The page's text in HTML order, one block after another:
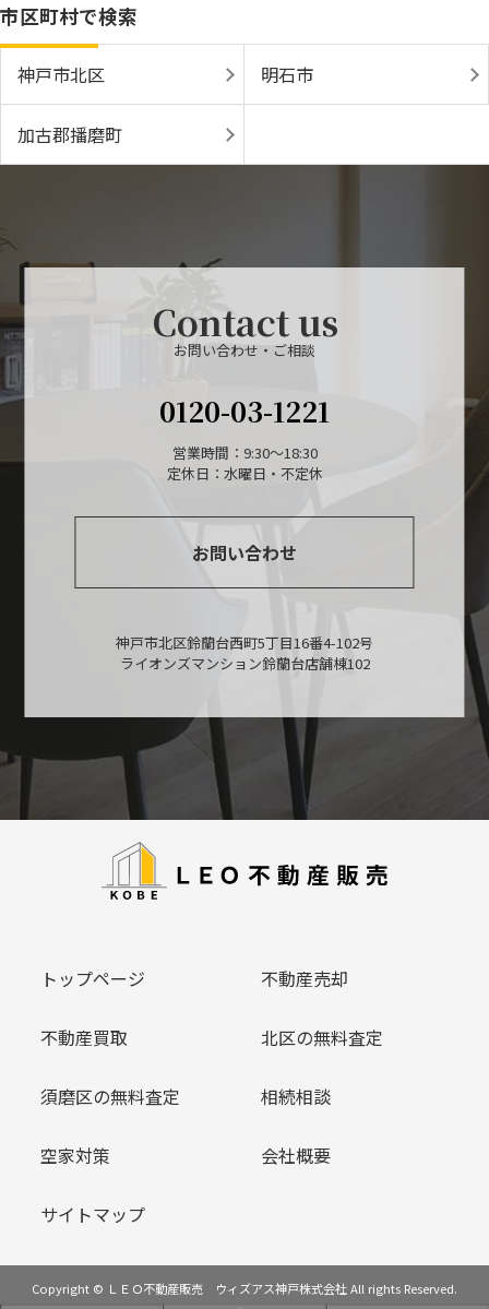
市区町村で検索
神戸市北区 明石市
加古郡播磨町
Contact us
お問い合わせ・ご相談
0120-03-1221
営業時間：9:30～18:30
定休日：水曜日・不定休
お問い合わせ
神戸市北区鈴蘭台西町5丁目16番4-102号
ライオンズマンション鈴蘭台店舗棟102
トップページ 不動産売却
不動産買取 北区の無料査定
須磨区の無料査定 相続相談
空家対策 会社概要
サイトマップ
Copyright © ＬＥＯ不動産販売 ウィズアス神戸株式会社 All rights Reserved.